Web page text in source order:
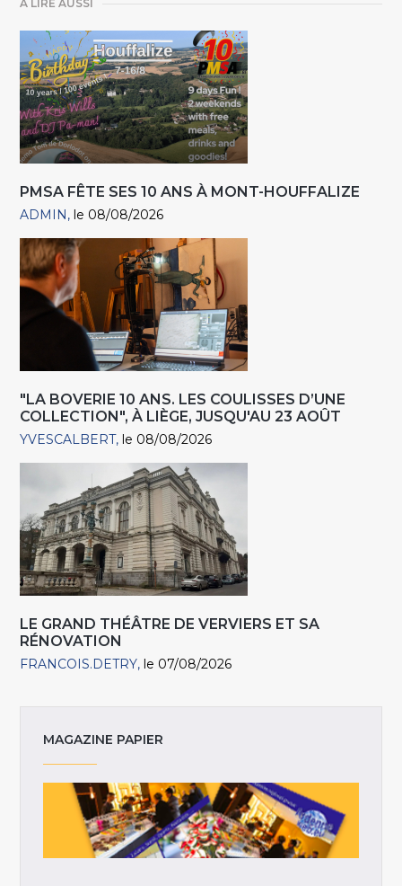
A LIRE AUSSI
PMSA FÊTE SES 10 ANS À MONT-HOUFFALIZE
ADMIN le 08/08/2026
"LA BOVERIE 10 ANS. LES COULISSES D’UNE
COLLECTION", À LIÈGE, JUSQU'AU 23 AOÛT
YVESCALBERT le 08/08/2026
LE GRAND THÉÂTRE DE VERVIERS ET SA
RÉNOVATION
FRANCOIS.DETRY le 07/08/2026
MAGAZINE PAPIER